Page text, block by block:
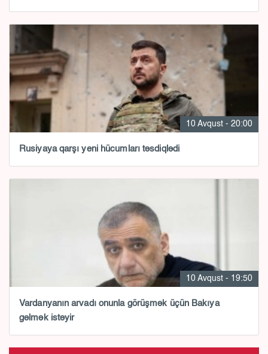
10 Avqust - 20:00
Rusiyaya qarşı yeni hücumları təsdiqlədi
10 Avqust - 19:50
Vardanyanın arvadı onunla görüşmək üçün Bakıya
gəlmək istəyir